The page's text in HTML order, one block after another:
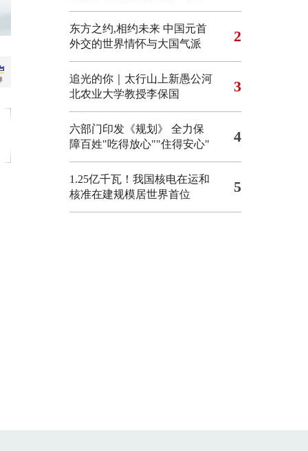
东方之约,相约未来 中国元首
外交的世界情怀与大国气派
2
追光的你｜太行山上新愚公河
北农业大学教授李保国
3
六部门印发《规划》 全力保
障百姓"吃得放心""住得安心"
4
1.25亿千瓦！我国核电在运和
核准在建规模居世界首位
5